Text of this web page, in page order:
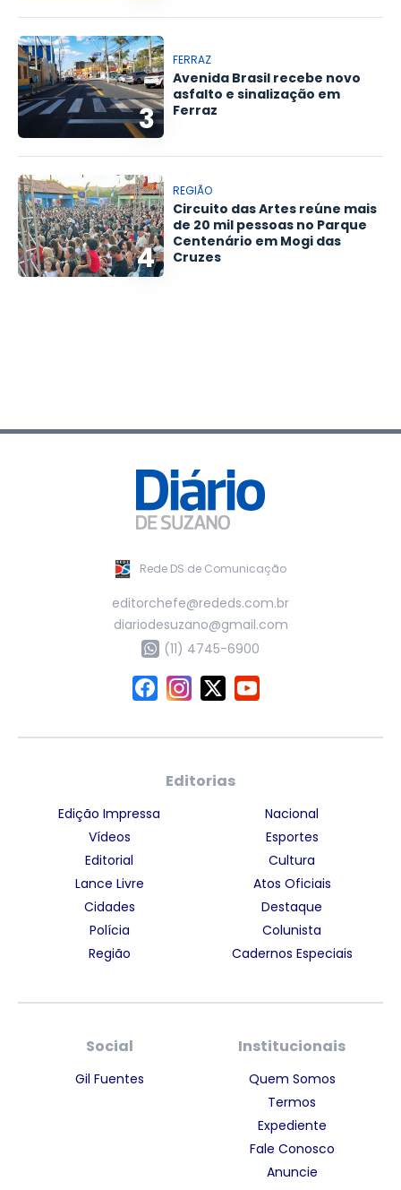
3
FERRAZ
Avenida Brasil recebe novo
asfalto e sinalização em
Ferraz
4
REGIÃO
Circuito das Artes reúne mais
de 20 mil pessoas no Parque
Centenário em Mogi das
Cruzes
Rede DS de Comunicação
editorchefe@rededs.com.br
diariodesuzano@gmail.com
(11) 4745-6900
Editorias
Edição Impressa
Vídeos
Editorial
Lance Livre
Cidades
Polícia
Região
Nacional
Esportes
Cultura
Atos Oficiais
Destaque
Colunista
Cadernos Especiais
Social
Gil Fuentes
Institucionais
Quem Somos
Termos
Expediente
Fale Conosco
Anuncie